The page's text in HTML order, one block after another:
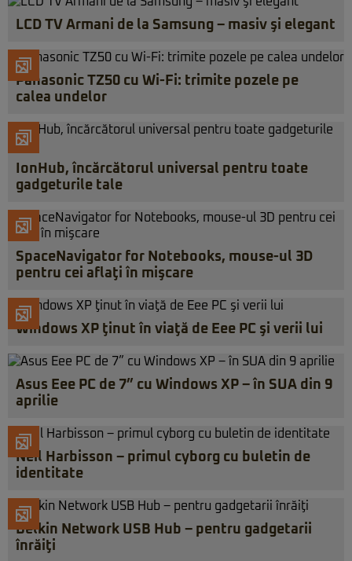
LCD TV Armani de la Samsung – masiv şi elegant
Panasonic TZ50 cu Wi-Fi: trimite pozele pe
calea undelor
IonHub, încărcătorul universal pentru toate
gadgeturile tale
SpaceNavigator for Notebooks, mouse-ul 3D
pentru cei aflaţi în mişcare
Windows XP ţinut în viaţă de Eee PC şi verii lui
Asus Eee PC de 7” cu Windows XP – în SUA din 9
aprilie
Neil Harbisson – primul cyborg cu buletin de
identitate
Belkin Network USB Hub – pentru gadgetarii
înrăiţi